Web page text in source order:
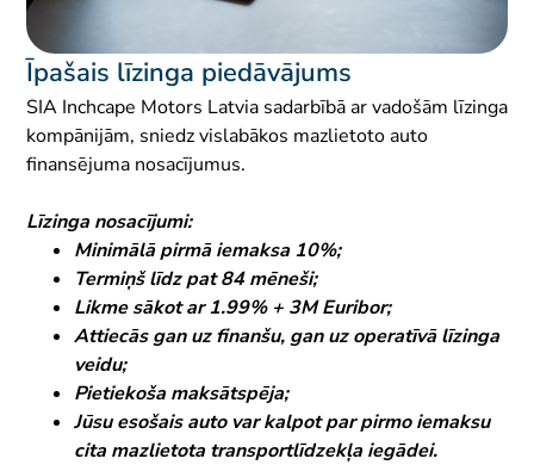
Īpašais līzinga piedāvājums
SIA Inchcape Motors Latvia sadarbībā ar vadošām līzinga
kompānijām, sniedz vislabākos mazlietoto auto
finansējuma nosacījumus.
Līzinga nosacījumi:
Minimālā pirmā iemaksa 10%;
Termiņš līdz pat 84 mēneši;
Likme sākot ar 1.99% + 3M Euribor;
Attiecās gan uz finanšu, gan uz operatīvā līzinga
veidu;
Pietiekoša maksātspēja;
Jūsu esošais auto var kalpot par pirmo iemaksu
cita mazlietota transportlīdzekļa iegādei.